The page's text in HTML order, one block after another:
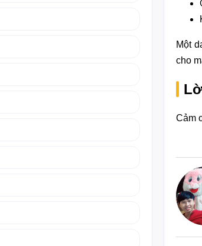
Một
cho
Cảm